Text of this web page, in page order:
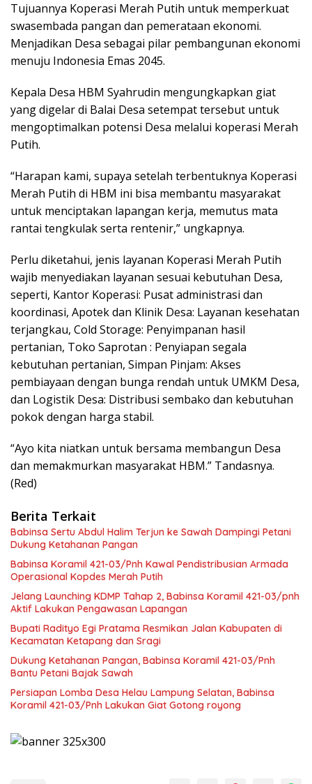
Tujuannya Koperasi Merah Putih untuk memperkuat
swasembada pangan dan pemerataan ekonomi.
Menjadikan Desa sebagai pilar pembangunan ekonomi
menuju Indonesia Emas 2045.
Kepala Desa HBM Syahrudin mengungkapkan giat
yang digelar di Balai Desa setempat tersebut untuk
mengoptimalkan potensi Desa melalui koperasi Merah
Putih.
“Harapan kami, supaya setelah terbentuknya Koperasi
Merah Putih di HBM ini bisa membantu masyarakat
untuk menciptakan lapangan kerja, memutus mata
rantai tengkulak serta rentenir,” ungkapnya.
Perlu diketahui, jenis layanan Koperasi Merah Putih
wajib menyediakan layanan sesuai kebutuhan Desa,
seperti, Kantor Koperasi: Pusat administrasi dan
koordinasi, Apotek dan Klinik Desa: Layanan kesehatan
terjangkau, Cold Storage: Penyimpanan hasil
pertanian, Toko Saprotan : Penyiapan segala
kebutuhan pertanian, Simpan Pinjam: Akses
pembiayaan dengan bunga rendah untuk UMKM Desa,
dan Logistik Desa: Distribusi sembako dan kebutuhan
pokok dengan harga stabil.
“Ayo kita niatkan untuk bersama membangun Desa
dan memakmurkan masyarakat HBM.” Tandasnya.
(Red)
Berita Terkait
Babinsa Sertu Abdul Halim Terjun ke Sawah Dampingi Petani
Dukung Ketahanan Pangan
Babinsa Koramil 421-03/Pnh Kawal Pendistribusian Armada
Operasional Kopdes Merah Putih
Jelang Launching KDMP Tahap 2, Babinsa Koramil 421-03/pnh
Aktif Lakukan Pengawasan Lapangan
Bupati Radityo Egi Pratama Resmikan Jalan Kabupaten di
Kecamatan Ketapang dan Sragi
Dukung Ketahanan Pangan, Babinsa Koramil 421-03/Pnh
Bantu Petani Bajak Sawah
Persiapan Lomba Desa Helau Lampung Selatan, Babinsa
Koramil 421-03/Pnh Lakukan Giat Gotong royong